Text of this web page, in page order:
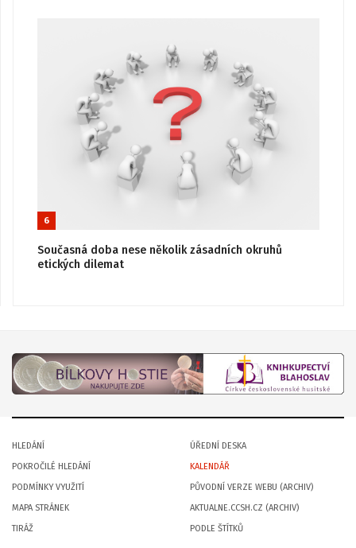
6
Současná doba nese několik zásadních okruhů
etických dilemat
HLEDÁNÍ
POKROČILÉ HLEDÁNÍ
PODMÍNKY VYUŽITÍ
MAPA STRÁNEK
TIRÁŽ
ÚŘEDNÍ DESKA
KALENDÁŘ
PŮVODNÍ VERZE WEBU (ARCHIV)
AKTUALNE.CCSH.CZ (ARCHIV)
PODLE ŠTÍTKŮ